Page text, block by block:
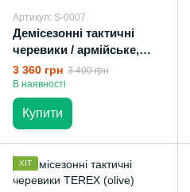
Артикул: S-0007
Демісезонні тактичні
черевики / армійське,
військове взуття демі
CARTEL (койот)
3 360 грн 3 400 грн
В наявності
Купити
ХІТ